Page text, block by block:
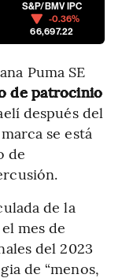
S&P/BMV IPC
-0.36%
66,697.22
Puma SE
de patrocinio
después del
se está
de
de la
mes de
del 2023
de “menos,